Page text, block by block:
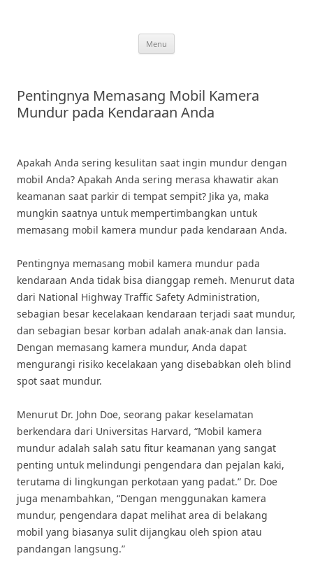
Menu
Pentingnya Memasang Mobil Kamera
Mundur pada Kendaraan Anda
Apakah Anda sering kesulitan saat ingin mundur dengan
mobil Anda? Apakah Anda sering merasa khawatir akan
keamanan saat parkir di tempat sempit? Jika ya, maka
mungkin saatnya untuk mempertimbangkan untuk
memasang mobil kamera mundur pada kendaraan Anda.
Pentingnya memasang mobil kamera mundur pada
kendaraan Anda tidak bisa dianggap remeh. Menurut data
dari National Highway Traffic Safety Administration,
sebagian besar kecelakaan kendaraan terjadi saat mundur,
dan sebagian besar korban adalah anak-anak dan lansia.
Dengan memasang kamera mundur, Anda dapat
mengurangi risiko kecelakaan yang disebabkan oleh blind
spot saat mundur.
Menurut Dr. John Doe, seorang pakar keselamatan
berkendara dari Universitas Harvard, “Mobil kamera
mundur adalah salah satu fitur keamanan yang sangat
penting untuk melindungi pengendara dan pejalan kaki,
terutama di lingkungan perkotaan yang padat.” Dr. Doe
juga menambahkan, “Dengan menggunakan kamera
mundur, pengendara dapat melihat area di belakang
mobil yang biasanya sulit dijangkau oleh spion atau
pandangan langsung.”